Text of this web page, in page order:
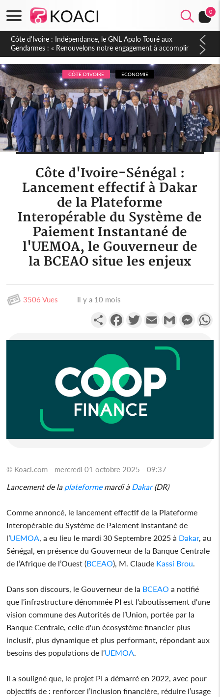
0
Sierra Leone : Un projet de réforme constitutionnelle en
gestation, points clés des amendements, un exclu d'avance
CÔTE D'IVOIRE ECONOMIE
Côte d'Ivoire-Sénégal :
Lancement effectif à Dakar
de la Plateforme
Interopérable du Système de
Paiement Instantané de
l'UEMOA, le Gouverneur de
la BCEAO situe les enjeux
3506 Vues Il y a 10 mois
PartagerFacebookTwitterEmail Gmail
© Koaci.com - mercredi 01 octobre 2025 - 09:37
Lancement de la plateformemardi à Dakar(DR)
Comme annoncé, le lancement effectif de la Plateforme
Interopérable du Système de Paiement Instantané de
l’UEMOA , a eu lieu le mardi 30 Septembre 2025 à Dakar, au
Sénégal, en présence du Gouverneur de la Banque Centrale
de l’Afrique de l’Ouest (BCEAO), M. Claude Kassi Brou
Dans son discours, le Gouverneur de la BCEAO a notifié
que l’infrastructure dénommée PI est l'aboutissement d'une
vision commune des Autorités de l’Union, portée par la
Banque Centrale, celle d'un écosystème financier plus
inclusif, plus dynamique et plus performant, répondant aux
besoins des populations de l’UEMOA
Il a souligné que, le projet PI a démarré en 2022, avec pour
objectifs de : renforcer l’inclusion financière, réduire l’usage